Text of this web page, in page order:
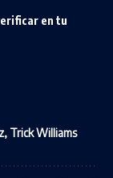
en tu
, Trick Williams